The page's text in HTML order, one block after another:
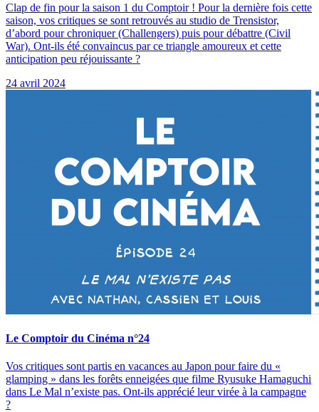
Clap de fin pour la saison 1 du Comptoir ! Pour la dernière fois cette
saison, vos critiques se sont retrouvés au studio de Trensistor,
d’abord pour chroniquer (Challengers) puis pour débattre (Civil
War). Ont-ils été convaincus par ce triangle amoureux et cette
anticipation peu réjouissante ?
24 avril 2024
Le Comptoir du Cinéma n°24
Vos critiques sont partis en vacances au Japon pour faire du «
glamping » dans les forêts enneigées que filme Ryusuke Hamaguchi
dans Le Mal n’existe pas. Ont-ils apprécié leur virée à la campagne
?